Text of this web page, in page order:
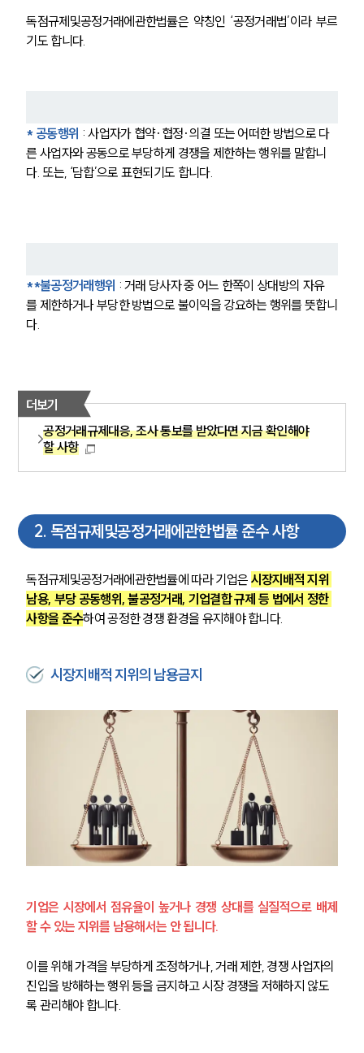
독점규제및공정거래에관한법률은 약칭인 ‘공정거래법’이라 부르
기도 합니다.
* 공동행위 : 사업자가 협약·협정·의결 또는 어떠한 방법으로 다
른 사업자와 공동으로 부당하게 경쟁을 제한하는 행위를 말합니
다. 또는, ‘담합’으로 표현되기도 합니다.
**불공정거래행위 : 거래 당사자 중 어느 한쪽이 상대방의 자유
를 제한하거나 부당한 방법으로 불이익을 강요하는 행위를 뜻합니
다.
더보기
공정거래규제대응, 조사 통보를 받았다면 지금 확인해야
할 사항
2. 독점규제및공정거래에관한법률 준수 사항
독점규제및공정거래에관한법률에 따라 기업은 시장지배적 지위
남용, 부당 공동행위, 불공정거래, 기업결합 규제 등 법에서 정한
사항을 준수하여 공정한 경쟁 환경을 유지해야 합니다.
시장지배적 지위의 남용금지
기업은 시장에서 점유율이 높거나 경쟁 상대를 실질적으로 배제
할 수 있는 지위를 남용해서는 안 됩니다.
이를 위해 가격을 부당하게 조정하거나, 거래 제한, 경쟁 사업자의
진입을 방해하는 행위 등을 금지하고 시장 경쟁을 저해하지 않도
록 관리해야 합니다.